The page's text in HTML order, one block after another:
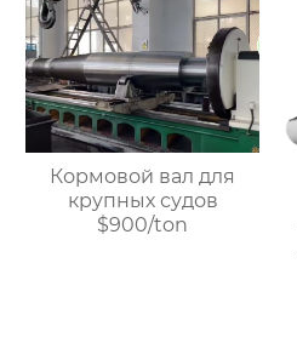
Кормовой вал для
крупных судов
$900/ton